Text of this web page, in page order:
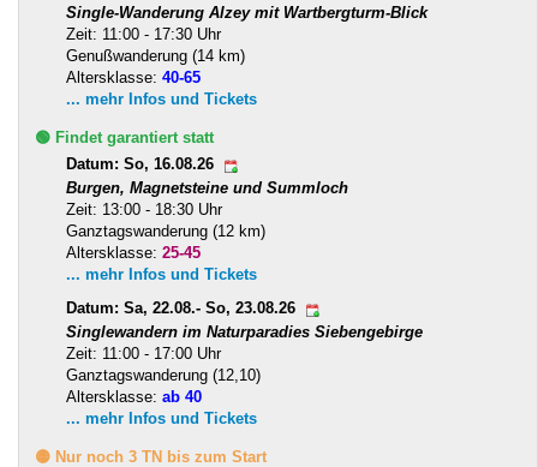
Single-Wanderung Alzey mit Wartbergturm-Blick
Zeit: 11:00 - 17:30 Uhr
Genußwanderung (14 km)
Altersklasse: 40-65
... mehr Infos und Tickets
🟢 Findet garantiert statt
Datum: So, 16.08.26
Burgen, Magnetsteine und Summloch
Zeit: 13:00 - 18:30 Uhr
Ganztagswanderung (12 km)
Altersklasse: 25-45
... mehr Infos und Tickets
Datum: Sa, 22.08.- So, 23.08.26
Singlewandern im Naturparadies Siebengebirge
Zeit: 11:00 - 17:00 Uhr
Ganztagswanderung (12,10)
Altersklasse: ab 40
... mehr Infos und Tickets
🟡 Nur noch 3 TN bis zum Start